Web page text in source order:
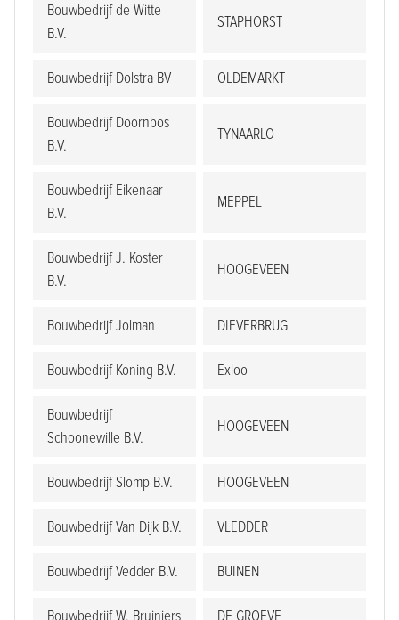
Bouwbedrijf de Witte
B.V.
STAPHORST
Bouwbedrijf Dolstra BV OLDEMARKT
Bouwbedrijf Doornbos
B.V.
TYNAARLO
Bouwbedrijf Eikenaar
B.V.
MEPPEL
Bouwbedrijf J. Koster
B.V.
HOOGEVEEN
Bouwbedrijf Jolman DIEVERBRUG
Bouwbedrijf Koning B.V. Exloo
Bouwbedrijf
Schoonewille B.V.
HOOGEVEEN
Bouwbedrijf Slomp B.V. HOOGEVEEN
Bouwbedrijf Van Dijk B.V. VLEDDER
Bouwbedrijf Vedder B.V. BUINEN
Bouwbedrijf W. Bruiniers DE GROEVE